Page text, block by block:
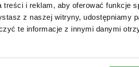
i reklam, aby oferować funkcje
z naszej witryny, udostępniamy
te informacje z innymi danymi
Siła trzymająca F1 N